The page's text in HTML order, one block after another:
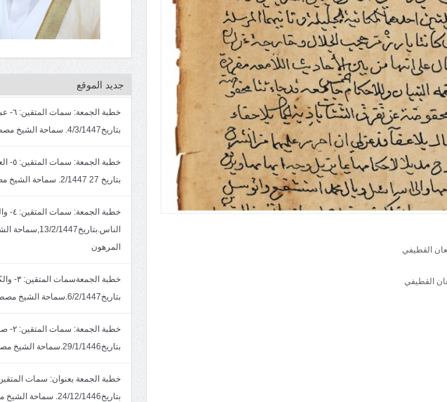
القطيفي
القطيفي
جديد الموقع
خطبة
بتاريخ4/3/1447. سماحة الشيخ مصطفى المرهون
خطبة
بتاريخ 27 2/1447. سماحة الشيخ مصطفى المرهون
خطبة
الناس.بتاريخ13/2/
المرهون
خطبة
بتاريخ6/2/1447.سماحة الشيخ مصطفى المرهون
خطبة
بتاريخ29/1/1446.سماحة الشيخ مصطفى المرهون
بتاريخ24/12/1446. سماحة الشيخ مصطفى المرهون